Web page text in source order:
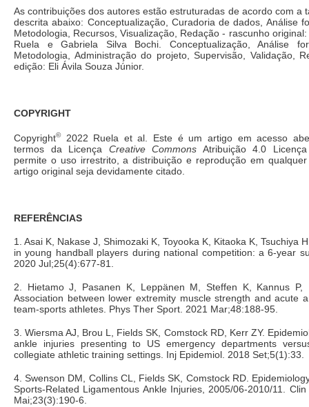
As contribuições dos autores estão estruturadas de acordo com a
descrita abaixo: Conceptualização, Curadoria de dados, Análise
Metodologia, Recursos, Visualização, Redação - rascunho
Ruela e Gabriela Silva Bochi. Conceptualização, Análise
Metodologia, Administração do projeto, Supervisão, Validação,
edição: Eli Ávila Souza Júnior.
COPYRIGHT
Copyright©2022 Ruela et al. Este é um artigo em acesso
termos da Licença Creative Commons Atribuição 4.0
permite o uso irrestrito, a distribuição e reprodução em
artigo original seja devidamente citado.
REFERÊNCIAS
1. Asai K, Nakase J, Shimozaki K, Toyooka K, Kitaoka K, Tsuchiya
in young handball players during national competition: a 6-year
2020 Jul;25(4):677-81.
2. Hietamo J, Pasanen K, Leppänen M, Steffen K, Kannus P,
Association between lower extremity muscle strength and acute
team-sports athletes. Phys Ther Sport. 2021 Mar;48:188-95.
3. Wiersma AJ, Brou L, Fields SK, Comstock RD, Kerr ZY.
ankle injuries presenting to US emergency departments
collegiate athletic training settings. Inj Epidemiol. 2018 Set;5(1):33.
4. Swenson DM, Collins CL, Fields SK, Comstock RD.
Sports-Related Ligamentous Ankle Injuries, 2005/06-2010/11.
Mai;23(3):190-6.